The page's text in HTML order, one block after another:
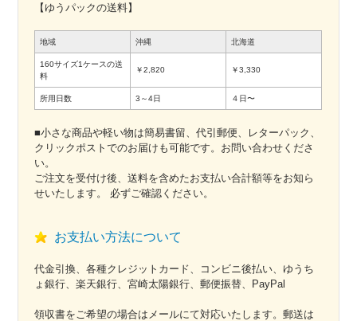
【ゆうパックの送料】
地域 沖縄 北海道
160サイズ1ケースの送
料
￥2,820 ￥3,330
所用日数 3～4日 ４日〜
■小さな商品や軽い物は簡易書留、代引郵便、レターパック、
クリックポストでのお届けも可能です。お問い合わせくださ
い。
ご注文を受付け後、送料を含めたお支払い合計額等をお知ら
せいたします。 必ずご確認ください。
お支払い方法について
代金引換、各種クレジットカード、コンビニ後払い、ゆうち
ょ銀行、楽天銀行、宮崎太陽銀行、郵便振替、PayPal
領収書をご希望の場合はメールにて対応いたします。郵送は